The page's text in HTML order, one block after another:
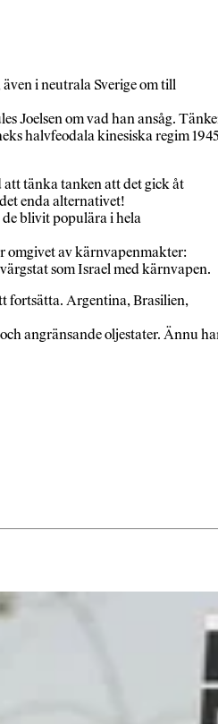
i neutrala Sverige om till
Joelsen om vad han ansåg.
halvfeodala kinesiska regim
att tänka tanken att det gick åt
enda alternativet!
de blivit populära i hela
omgivet av kärnvapenmakter:
som Israel med kärnvapen.
fortsätta. Argentina, Brasilien,
angränsande oljestater. Ännu